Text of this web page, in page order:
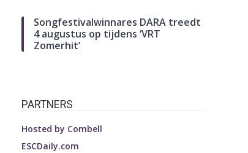
Songfestivalwinnares DARA treedt
4 augustus op tijdens ‘VRT
Zomerhit’
PARTNERS
Hosted by Combell
ESCDaily.com